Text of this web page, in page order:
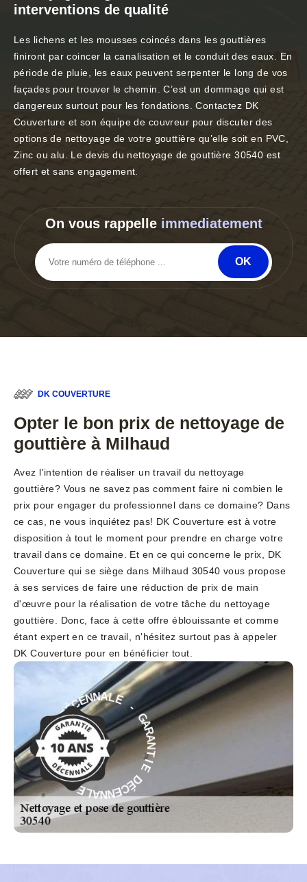
interventions de qualité
Les lichens et les mousses coincés dans les gouttières
finiront par coincer la canalisation et le conduit des eaux. En
période de pluie, les eaux peuvent serpenter le long de vos
façades pour trouver le chemin. C’est un dommage qui est
dangereux surtout pour les fondations. Contactez DK
Couverture et son équipe de couvreur pour discuter des
options de nettoyage de votre gouttière qu’elle soit en PVC,
Zinc ou alu. Le devis du nettoyage de gouttière 30540 est
offert et sans engagement.
On vous rappelle immediatement
DK COUVERTURE
Opter le bon prix de nettoyage de
gouttière à Milhaud
Avez l'intention de réaliser un travail du nettoyage
gouttière? Vous ne savez pas comment faire ni combien le
prix pour engager du professionnel dans ce domaine? Dans
ce cas, ne vous inquiétez pas! DK Couverture est à votre
disposition à tout le moment pour prendre en charge votre
travail dans ce domaine. Et en ce qui concerne le prix, DK
Couverture qui se siège dans Milhaud 30540 vous propose
à ses services de faire une réduction de prix de main
d'œuvre pour la réalisation de votre tâche du nettoyage
gouttière. Donc, face à cette offre éblouissante et comme
étant expert en ce travail, n'hésitez surtout pas à appeler
DK Couverture pour en bénéficier tout.
G
A
R
A
N
T
I
E
D
É
C
E
N
NALE - GAR
A
N
T
I
E
D
É
C
E
N
N
A
L
E
-